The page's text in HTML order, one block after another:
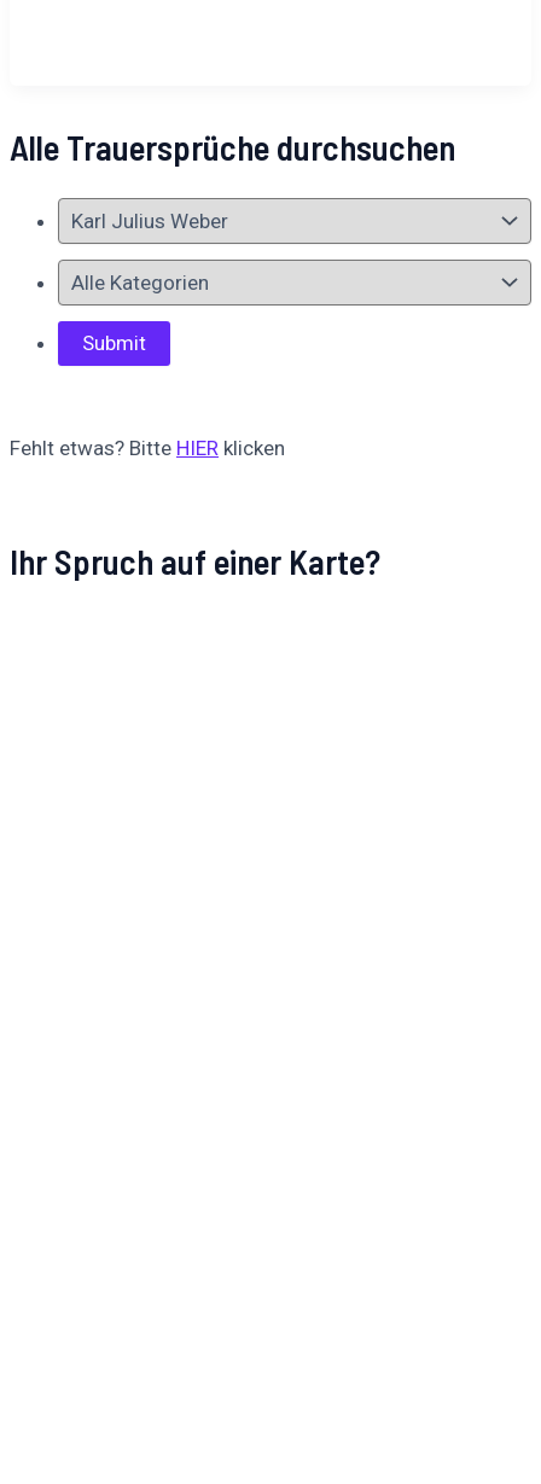
Alle Trauersprüche durchsuchen
Fehlt etwas? Bitte HIER klicken
Ihr Spruch auf einer Karte?